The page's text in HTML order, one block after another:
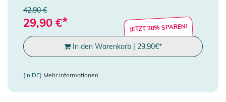
42,90 €
29,90 €* JETZT 30% SPAREN!
In den Warenkorb | 29,90€*
(in DE) Mehr Informationen